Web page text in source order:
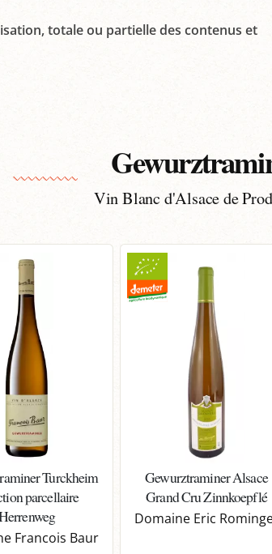
totale ou partielle des contenus et
Vin Blanc d'Alsace de
Turckheim
parcellaire
Francois Baur
Gewurztraminer Alsace
Grand Cru Zinnkoepflé
Domaine Eric